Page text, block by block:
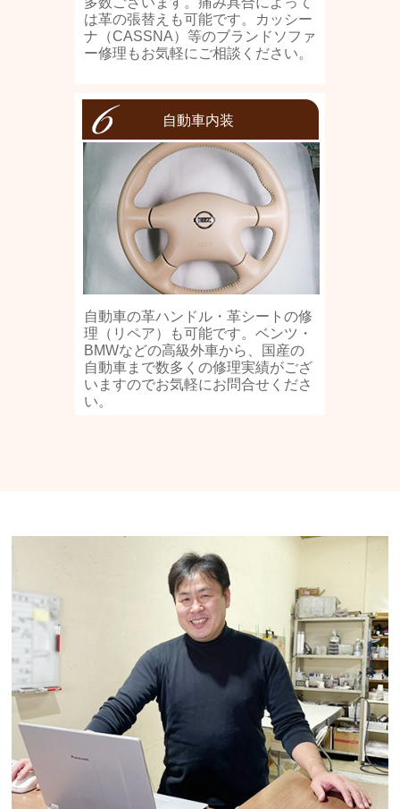
は革の張替えも可能です。カッシー
ナ（CASSNA）等のブランドソファ
ー修理もお気軽にご相談ください。
自動車内装
自動車の革ハンドル・革シートの修
理（リペア）も可能です。ベンツ・
BMWなどの高級外車から、国産の
自動車まで数多くの修理実績がござ
いますのでお気軽にお問合せくださ
い。